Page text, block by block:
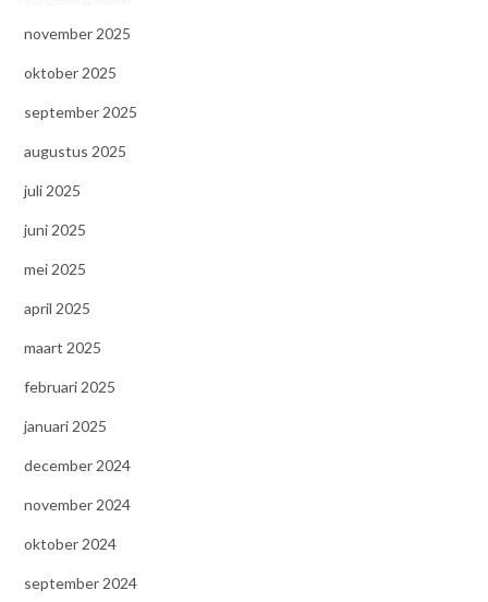
november 2025
oktober 2025
september 2025
augustus 2025
juli 2025
juni 2025
mei 2025
april 2025
maart 2025
februari 2025
januari 2025
december 2024
november 2024
oktober 2024
september 2024